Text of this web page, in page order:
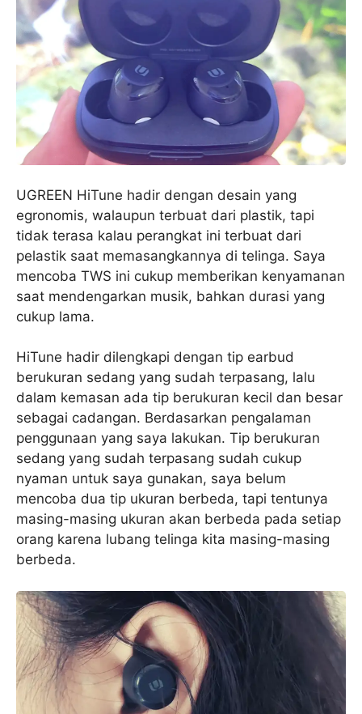
UGREEN HiTune hadir dengan desain yang
egronomis, walaupun terbuat dari plastik, tapi
tidak terasa kalau perangkat ini terbuat dari
pelastik saat memasangkannya di telinga. Saya
mencoba TWS ini cukup memberikan kenyamanan
saat mendengarkan musik, bahkan durasi yang
cukup lama.
HiTune hadir dilengkapi dengan tip earbud
berukuran sedang yang sudah terpasang, lalu
dalam kemasan ada tip berukuran kecil dan besar
sebagai cadangan. Berdasarkan pengalaman
penggunaan yang saya lakukan. Tip berukuran
sedang yang sudah terpasang sudah cukup
nyaman untuk saya gunakan, saya belum
mencoba dua tip ukuran berbeda, tapi tentunya
masing-masing ukuran akan berbeda pada setiap
orang karena lubang telinga kita masing-masing
berbeda.